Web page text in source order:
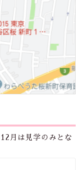
月は見学のみとな